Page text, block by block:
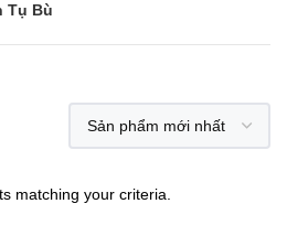
Tụ Bù
matching your criteria.